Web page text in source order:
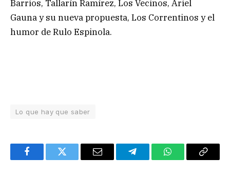
Barrios, Tallarín Ramírez, Los Vecinos, Ariel
Gauna y su nueva propuesta, Los Correntinos y el
humor de Rulo Espinola.
Lo que hay que saber
FacebookTwitter Email TelegramWhatsAppCopy